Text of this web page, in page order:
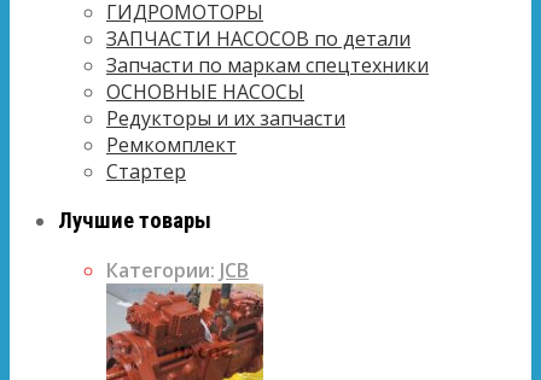
ГИДРОМОТОРЫ
ЗАПЧАСТИ НАСОСОВ по детали
Запчасти по маркам спецтехники
ОСНОВНЫЕ НАСОСЫ
Редукторы и их запчасти
Ремкомплект
Стартер
Лучшие товары
Категории: JCB